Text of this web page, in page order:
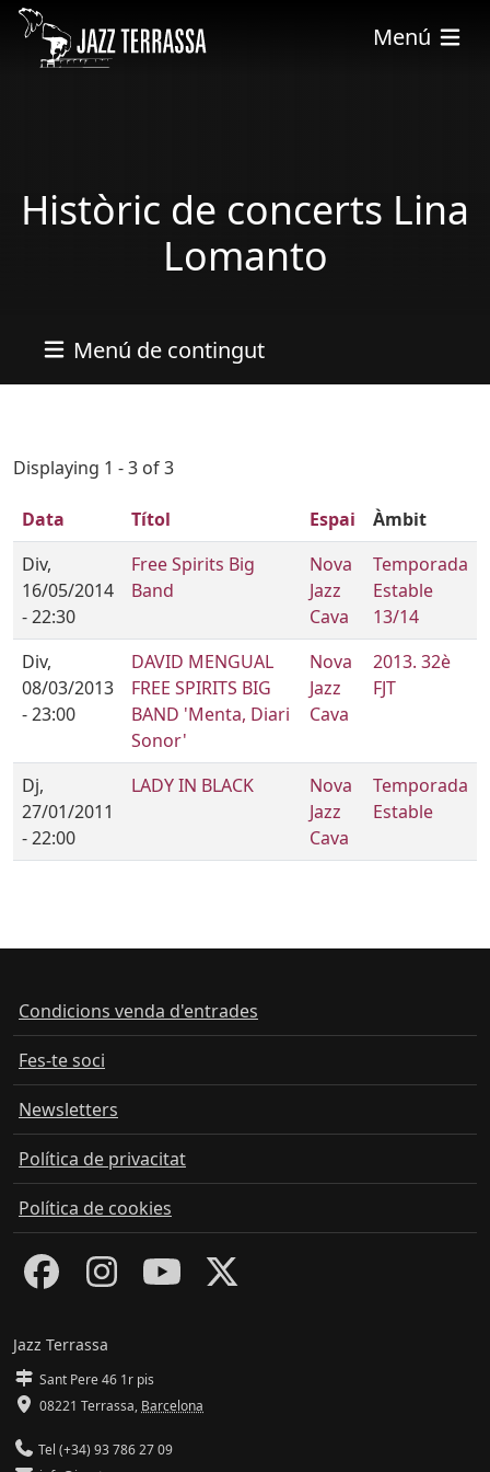
Vés al contingut
Menú
Històric de concerts Lina
Lomanto
Menú de contingut
Displaying 1 - 3 of 3
Data Títol Espai
Àmbit
Div,
16/05/2014
- 22:30
Free Spirits Big
Band
Nova
Jazz
Cava
Temporada
Estable
13/14
Div,
08/03/2013
- 23:00
DAVID MENGUAL
FREE SPIRITS BIG
BAND 'Menta, Diari
Sonor'
Nova
Jazz
Cava
2013. 32è
FJT
Dj,
27/01/2011
- 22:00
LADY IN BLACK
Nova
Jazz
Cava
Temporada
Estable
Condicions venda d'entrades
Fes-te soci
Newsletters
Política de privacitat
Política de cookies
Jazz Terrassa
Sant Pere 46 1r pis
08221 Terrassa, Barcelona
Tel (+34) 93 786 27 09